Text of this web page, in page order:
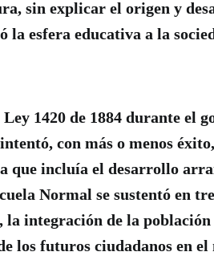
sin explicar el origen y
esfera educativa a la
1420 de 1884 durante el
con más o menos
que incluía el desarrollo
Normal se sustentó en
integración de la población
los futuros ciudadanos en